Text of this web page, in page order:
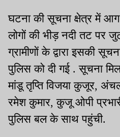
घटना की सूचना क्षेत्र में
लोगों की भीड़ नदी तट पर
ग्रामीणों के द्वारा इसकी
पुलिस को दी गई . सूचना
मांडू तृप्ति विजया कुजूर,
रमेश कुमार, कुजू ओपी
पुलिस बल के साथ पहुंची.